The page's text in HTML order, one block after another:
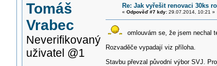
Tomáš
Vrabec
Neverifikovaný
uživatel @1
Re: Jak vyřešit renovaci 30ks
« Odpověď #7 kdy:29.07.2014, 10:21 »
omlouvám se, že jsem nechal
Rozvaděče vypadají viz příloha.
Stavbu převzal původní výbor SVJ.